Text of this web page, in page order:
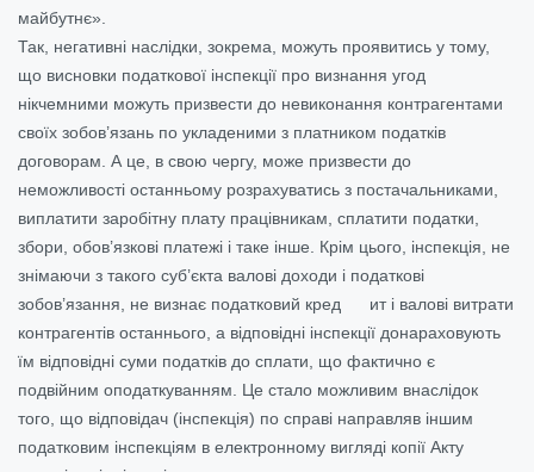
майбутнє».
Так, негативні наслідки, зокрема, можуть проявитись у тому,
що висновки податкової інспекції про визнання угод
нікчемними можуть призвести до невиконання контрагентами
своїх зобов’язань по укладеними з платником податків
договорам. А це, в свою чергу, може призвести до
неможливості останньому розрахуватись з постачальниками,
виплатити заробітну плату працівникам, сплатити податки,
збори, обов’язкові платежі і таке інше. Крім цього, інспекція, не
знімаючи з такого суб’єкта валові доходи і податкові
зобов’язання, не визнає податковий кред ит і валові витрати
контрагентів останнього, а відповідні інспекції донараховують
їм відповідні суми податків до сплати, що фактично є
подвійним оподаткуванням. Це стало можливим внаслідок
того, що відповідач (інспекція) по справі направляв іншим
податковим інспекціям в електронному вигляді копії Акту